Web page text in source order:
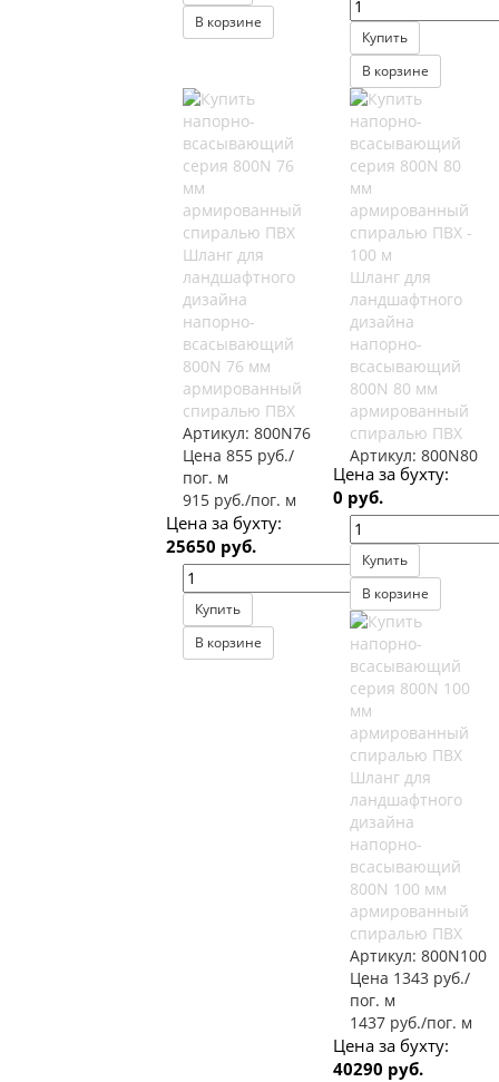
В корзине
Купить
В корзине
Шланг для
ландшафтного
дизайна
напорно-
всасывающий
800N 76 мм
армированный
спиралью ПВХ
Артикул:800N76
Цена 855 руб./
пог. м
915 руб./пог. м
Цена за бухту:
25650 руб.
Купить
В корзине
Шланг для
ландшафтного
дизайна
напорно-
всасывающий
800N 80 мм
армированный
спиралью ПВХ
Артикул: 800N80
Цена за бухту:
0 руб.
Купить
В корзине
Шланг для
ландшафтного
дизайна
напорно-
всасывающий
800N 100 мм
армированный
спиралью ПВХ
Артикул: 800N100
Цена 1343 руб./
пог. м
1437 руб./пог. м
Цена за бухту:
40290 руб.